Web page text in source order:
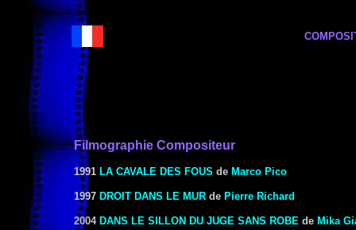
Filmographie Compositeur
1991 LA CAVALE DES FOUS de Marco Pico
1997 DROIT DANS LE MUR de Pierre Richard
2004 DANS LE SILLON DU JUGE SANS ROBE de Mika